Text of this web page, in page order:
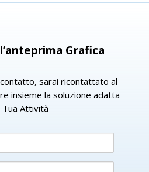
Grafica
sarai ricontattato al
insieme la soluzione adatta
Tua Attività